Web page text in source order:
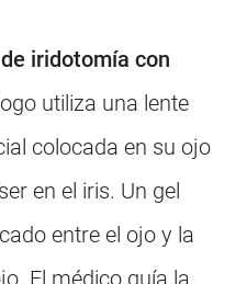
iridotomía con
utiliza una lente
colocada en su ojo
en el iris. Un gel
entre el ojo y la
El médico guía la